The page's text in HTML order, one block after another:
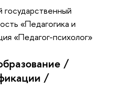
«Педагогика и
«Педагог-психолог»
/
/